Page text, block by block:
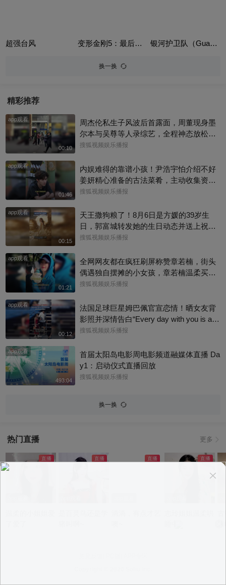
超强台风 变形金刚5：最后的骑士（Transformers: The Last Knight） 银河护卫队（Guardians of the Galaxy）英语版
换一换
精彩推荐
app观看
00:10
周杰伦私生子风波后首露面，周董现身墨
尔本与吴尊等人录综艺，全程神态放松、
有说有笑，还主动向路人打招呼，完全没
杰威尔已发声明追责，清者自清#周杰伦
搜狐视频娱乐播报
app观看
01:46
内娱难得的靠谱小孩！尹浩宇怕介绍不好
姜妍精心准备的古法菜肴，主动收集资料
做PDF菜单，标注菜品地域背景配图，连
中餐厅这个暖心片段！#尹浩宇 #姜妍
搜狐视频娱乐播报
app观看
00:15
天王撒狗粮了！8月6日是方媛的39岁生
日，郭富城转发她的生日动态并送上祝
福：“祝老婆生日快乐，身体健康，心想事
甜蜜幸福~
搜狐视频娱乐播报
app观看
01:21
全网网友都在疯狂刷屏称赞章若楠，街头
偶遇独自摆摊的小女孩，章若楠温柔买下
全部小羊，全程弯腰平视小朋友，一举一
包，是她照顾到小孩的自尊心，平等对
待，善意又体面，这种细碎的善意真的很
圈粉～@星同事 @搜狐综艺 @明星狐 #章
搜狐视频娱乐播报
app观看
00:12
法国足球巨星姆巴佩官宣恋情！晒女友背
影照并深情告白“Every day with you is a s
unny day. 有你在的每一天 都是晴天”，据
西托，出演《名校风暴》，祝福祝福~@搜
狐体育 @搜狐跑步 @小申小申
搜狐视频娱乐播报
app观看
493:04
首届太阳岛电影周电影频道融媒体直播 Da
y1：启动仪式直播回放
搜狐视频娱乐播报
换一换
热门直播 更多